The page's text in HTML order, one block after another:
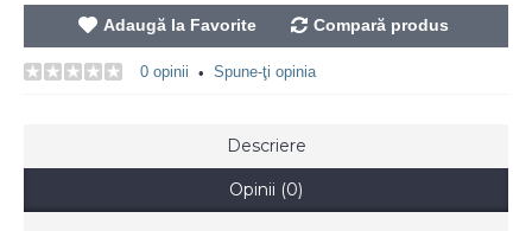
Adaugă la Favorite Compară produs
0 opinii • Spune-ţi opinia
Descriere
Opinii (0)